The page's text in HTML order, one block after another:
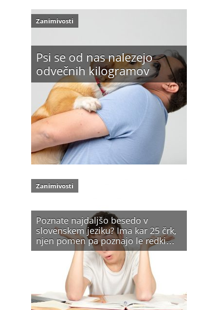
Psi se od nas nalezejo
odvečnih kilogramov
Zanimivosti
Poznate najdaljšo besedo v
slovenskem jeziku? Ima kar 25 črk,
njen pomen pa poznajo le redki…
Zanimivosti